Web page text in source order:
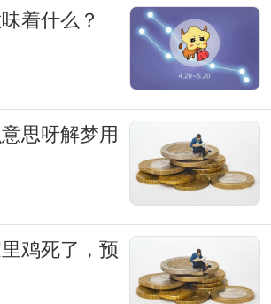
着什么？
思呀解梦用
鸡死了，预